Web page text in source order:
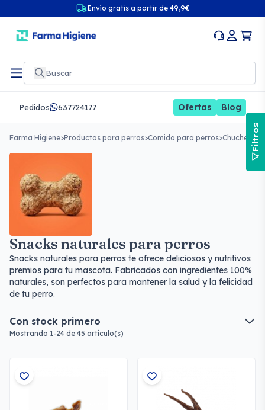
Envío gratis a partir de 49,9€
Pedidos 637724177 Ofertas Blog
Farma Higiene>Productos para perros>Comida para perros>Chuches
Snacks naturales para perros
Snacks naturales para perros te ofrece deliciosos y nutritivos
premios para tu mascota. Fabricados con ingredientes 100%
naturales, son perfectos para mantener la salud y la felicidad
de tu perro.
Con stock primero
Mostrando 1-24 de 45 artículo(s)
Filtros